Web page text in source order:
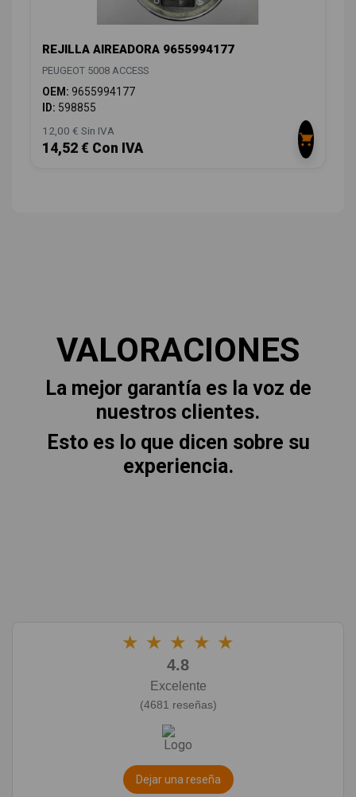
REJILLA AIREADORA 9655994177
PEUGEOT 5008 ACCESS
OEM: 9655994177
ID: 598855
12,00 € Sin IVA
14,52 € Con IVA
VALORACIONES
La mejor garantía es la voz de
nuestros clientes.
Esto es lo que dicen sobre su
experiencia.
★ ★ ★ ★ ★
4.8
Excelente
(4681 reseñas)
Dejar una reseña